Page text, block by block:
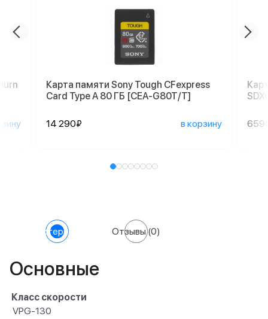
Карта памяти Sony Tough CFexpress
Card Type A 80 ГБ [CEA-G80T/T]
14 290₽ в корзину
Характеристики Отзывы(0)
Основные
Класс скорости
VPG-130